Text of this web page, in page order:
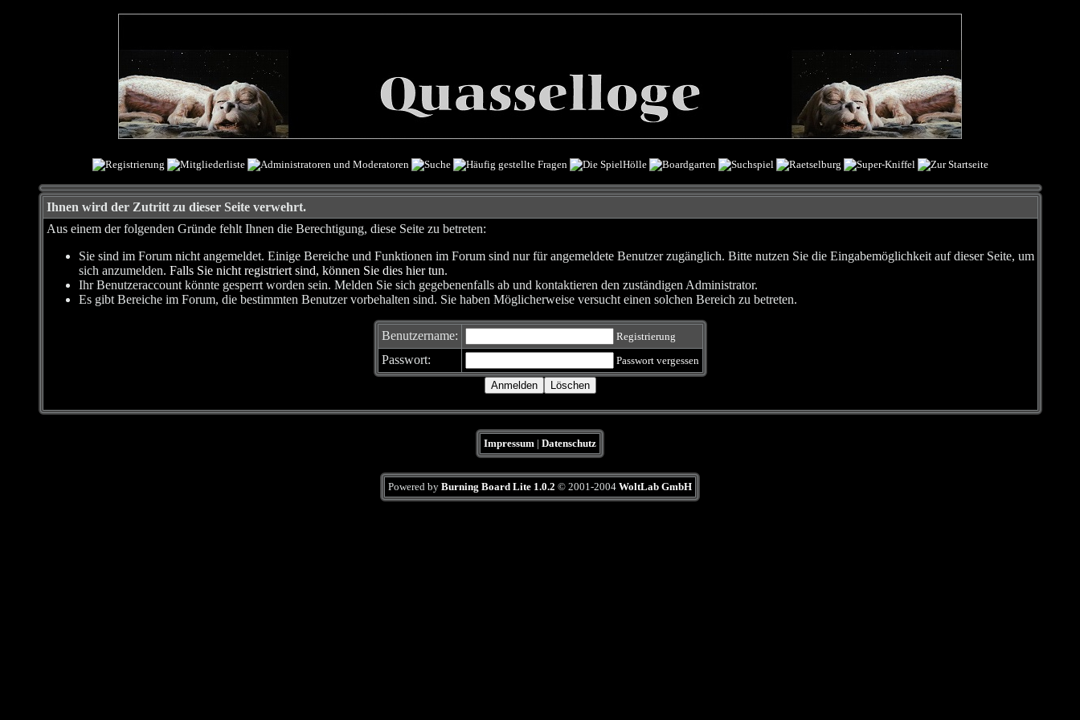
Ihnen wird der Zutritt zu dieser Seite verwehrt.
Aus einem der folgenden Gründe fehlt Ihnen die Berechtigung, diese Seite zu betreten:
Sie sind im Forum nicht angemeldet. Einige Bereiche und Funktionen im Forum sind nur für angemeldete Benutzer zugänglich. Bitte nutzen Sie die Eingabemöglichkeit auf dieser Seite, um
sich anzumelden. Falls Sie nicht registriert sind, können Sie dies hier tun.
Ihr Benutzeraccount könnte gesperrt worden sein. Melden Sie sich gegebenenfalls ab und kontaktieren den zuständigen Administrator.
Es gibt Bereiche im Forum, die bestimmten Benutzer vorbehalten sind. Sie haben Möglicherweise versucht einen solchen Bereich zu betreten.
Benutzername: Registrierung
Passwort: Passwort vergessen
Impressum | Datenschutz
Powered by Burning Board Lite 1.0.2 © 2001-2004 WoltLab GmbH